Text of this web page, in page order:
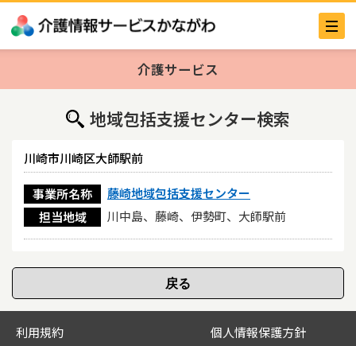
介護サービス
地域包括支援センター検索
川崎市川崎区大師駅前
事業所名称
藤崎地域包括支援センター
担当地域
川中島、藤崎、伊勢町、大師駅前
利用規約
個人情報保護方針